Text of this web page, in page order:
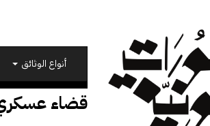
أنواع الوثائق
قضاء